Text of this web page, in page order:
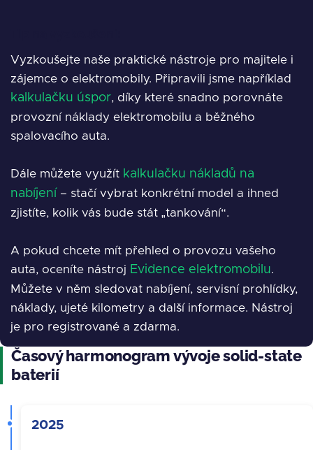
Vyzkoušejte naše praktické nástroje pro majitele i
zájemce o elektromobily. Připravili jsme například
kalkulačku úspor, díky které snadno porovnáte
provozní náklady elektromobilu a běžného
spalovacího auta.
Dále můžete využít kalkulačku nákladů na
nabíjení – stačí vybrat konkrétní model a ihned
zjistíte, kolik vás bude stát „tankování“.
A pokud chcete mít přehled o provozu vašeho
auta, oceníte nástroj Evidence elektromobilu.
Můžete v něm sledovat nabíjení, servisní prohlídky,
náklady, ujeté kilometry a další informace. Nástroj
je pro registrované a zdarma.
Časový harmonogram vývoje solid-state
baterií
2025